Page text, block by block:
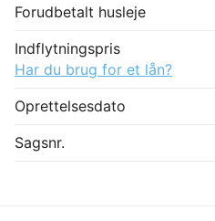
Forudbetalt husleje
Indflytningspris
Har du brug for et lån?
Oprettelsesdato
Sagsnr.